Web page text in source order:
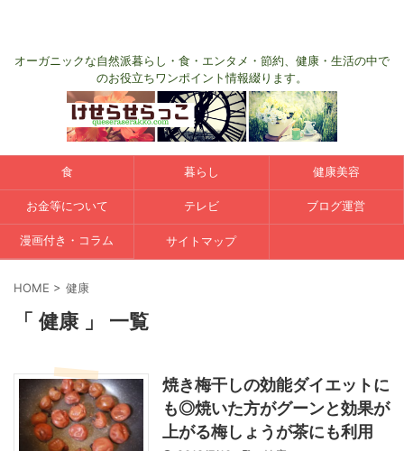
オーガニックな自然派暮らし・食・エンタメ・節約、健康・生活の中で
のお役立ちワンポイント情報綴ります。
食 暮らし 健康美容
お金等について テレビ ブログ運営
漫画付き・コラム サイトマップ
HOME > 健康
「 健康 」 一覧
焼き梅干しの効能ダイエットに
も◎焼いた方がグーンと効果が
上がる梅しょうが茶にも利用